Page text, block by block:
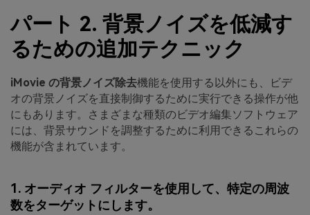
パート 2. 背景ノイズを低減す
るための追加テクニック
iMovie の背景ノイズ除去機能を使用する以外にも、ビデ
オの背景ノイズを直接制御するために実行できる操作が他
にもあります。さまざまな種類のビデオ編集ソフトウェア
には、背景サウンドを調整するために利用できるこれらの
機能が含まれています。
1. オーディオ フィルターを使用して、特定の周波
数をターゲットにします。